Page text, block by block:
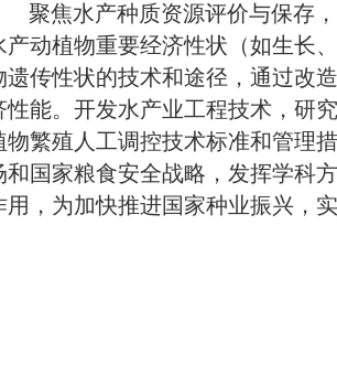
聚焦水产种质资源评价与保存
产动植物重要经济性状（如生长
遗传性状的技术和途径，通过改
性能。开发水产业工程技术，研
物繁殖人工调控技术标准和管理
和国家粮食安全战略，发挥学科
用，为加快推进国家种业振兴，